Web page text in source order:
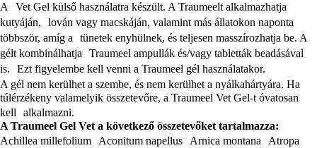
A Vet Gel külső használatra készült. A Traumeelt alkalmazhatja
kutyáján, lován vagy macskáján, valamint más állatokon naponta
többször, amíg a tünetek enyhülnek, és teljesen masszírozhatja be. A
gélt kombinálhatja Traumeel ampullák és/vagy tabletták beadásával
is. Ezt figyelembe kell venni a Traumeel gél használatakor.
A gél nem kerülhet a szembe, és nem kerülhet a nyálkahártyára. Ha
túlérzékeny valamelyik összetevőre, a Traumeel Vet Gel-t óvatosan
kell alkalmazni.
A Traumeel Gel Vet a következő összetevőket tartalmazza:
Achillea millefolium Aconitum napellus Arnica montana Atropa